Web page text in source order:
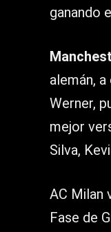
ganando
alemán,
Werner,
mejor
Silva,
AC Milan
Fase de